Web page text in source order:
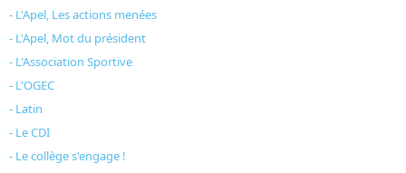
- L'Apel, Les actions menées
- L'Apel, Mot du président
- L'Association Sportive
- L'OGEC
- Latin
- Le CDI
- Le collège s'engage !